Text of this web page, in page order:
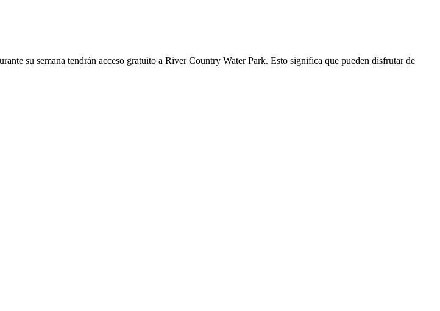
su semana tendrán acceso gratuito a River Country Water Park. Esto significa que pueden disfrutar de